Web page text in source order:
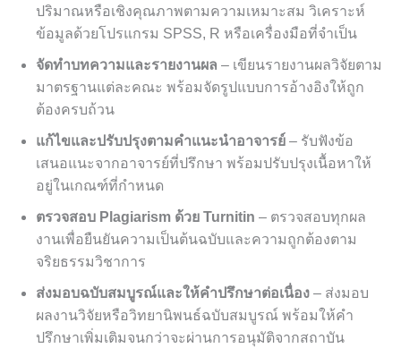
ปริมาณหรือเชิงคุณภาพตามความเหมาะสม วิเคราะห์
ข้อมูลด้วยโปรแกรม SPSS, R หรือเครื่องมือที่จำเป็น
จัดทำบทความและรายงานผล – เขียนรายงานผลวิจัยตาม
มาตรฐานแต่ละคณะ พร้อมจัดรูปแบบการอ้างอิงให้ถูก
ต้องครบถ้วน
แก้ไขและปรับปรุงตามคำแนะนำอาจารย์ – รับฟังข้อ
เสนอแนะจากอาจารย์ที่ปรึกษา พร้อมปรับปรุงเนื้อหาให้
อยู่ในเกณฑ์ที่กำหนด
ตรวจสอบ Plagiarism ด้วย Turnitin – ตรวจสอบทุกผล
งานเพื่อยืนยันความเป็นต้นฉบับและความถูกต้องตาม
จริยธรรมวิชาการ
ส่งมอบฉบับสมบูรณ์และให้คำปรึกษาต่อเนื่อง – ส่งมอบ
ผลงานวิจัยหรือวิทยานิพนธ์ฉบับสมบูรณ์ พร้อมให้คำ
ปรึกษาเพิ่มเติมจนกว่าจะผ่านการอนุมัติจากสถาบัน